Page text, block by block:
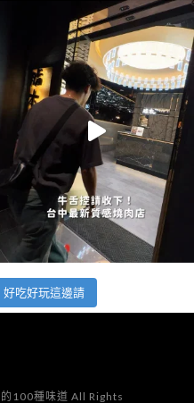
好吃好玩這邊請
100種味道 All Rights